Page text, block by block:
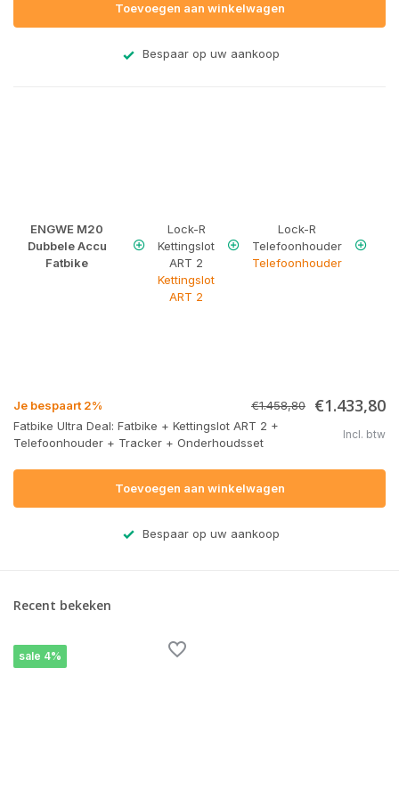
Toevoegen aan winkelwagen
Bespaar op uw aankoop
ENGWE M20
Dubbele Accu
Fatbike
Lock-R
Kettingslot
ART 2
Kettingslot
ART 2
Lock-R
Telefoonhouder
Telefoonhouder
Je bespaart 2% €1.458,80 €1.433,80
Fatbike Ultra Deal: Fatbike + Kettingslot ART 2 +
Telefoonhouder + Tracker + Onderhoudsset
Incl. btw
Toevoegen aan winkelwagen
Bespaar op uw aankoop
Recent bekeken
sale 4%